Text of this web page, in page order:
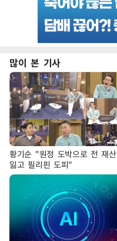
많이 본 기사
황기순 "원정 도박으로 전 재산
잃고 필리핀 도피"